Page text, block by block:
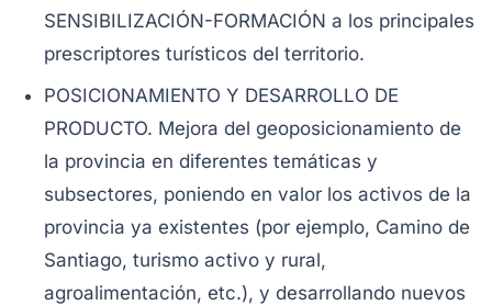
SENSIBILIZACIÓN-FORMACIÓN a los principales
prescriptores turísticos del territorio.
POSICIONAMIENTO Y DESARROLLO DE
PRODUCTO. Mejora del geoposicionamiento de
la provincia en diferentes temáticas y
subsectores, poniendo en valor los activos de la
provincia ya existentes (por ejemplo, Camino de
Santiago, turismo activo y rural,
agroalimentación, etc.), y desarrollando nuevos